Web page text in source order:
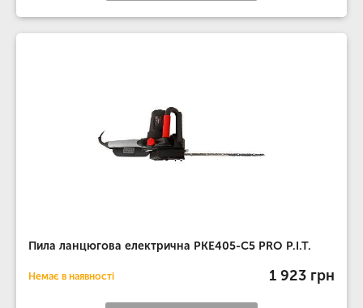
Пила ланцюгова електрична PKE405-C5 PRO P.I.T.
Немає в наявності 1 923 грн